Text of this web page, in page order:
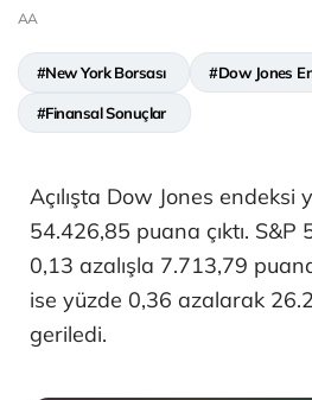
AA
#New York Borsası #Dow Jones
#Finansal Sonuçlar
Açılışta Dow Jones endeksi
54.426,85 puana çıktı.
0,13 azalışla 7.713,79
ise yüzde 0,36 azalarak
geriledi.